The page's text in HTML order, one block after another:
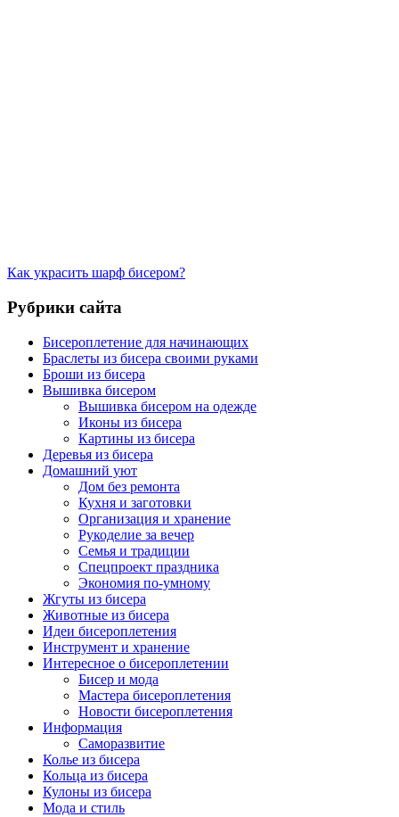
Как украсить шарф бисером?
Рубрики сайта
Бисероплетение для начинающих
Браслеты из бисера своими руками
Броши из бисера
Вышивка бисером
Вышивка бисером на одежде
Иконы из бисера
Картины из бисера
Деревья из бисера
Домашний уют
Дом без ремонта
Кухня и заготовки
Организация и хранение
Рукоделие за вечер
Семья и традиции
Спецпроект праздника
Экономия по-умному
Жгуты из бисера
Животные из бисера
Идеи бисероплетения
Инструмент и хранение
Интересное о бисероплетении
Бисер и мода
Мастера бисероплетения
Новости бисероплетения
Информация
Саморазвитие
Колье из бисера
Кольца из бисера
Кулоны из бисера
Мода и стиль